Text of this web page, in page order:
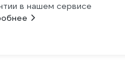
в нашем сервисе